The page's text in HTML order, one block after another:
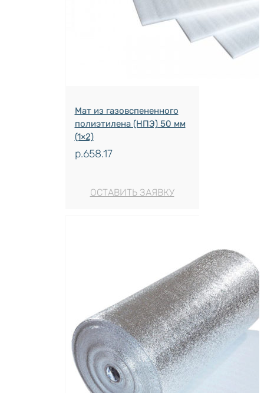
Мат из газовспененного
полиэтилена (НПЭ) 50 мм
(1×2)
р.658.17
ОСТАВИТЬ ЗАЯВКУ